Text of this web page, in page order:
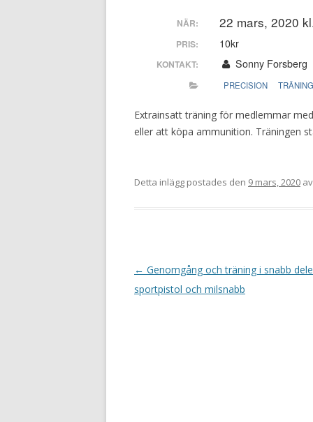
MEDLEMSANSÖKAN
KONTAKT
NÄR: 22 mars, 2020
PRIS: 10kr
KONTAKT: Sonny Forsberg
PRECISION TRÄNING
Extrainsatt träning för medlemmar
eller att köpa ammunition. Träningen
Detta inlägg postades den 9 mars, 2020 av
I
n
← Genomgång och träning i snabb
sportpistol och milsnabb